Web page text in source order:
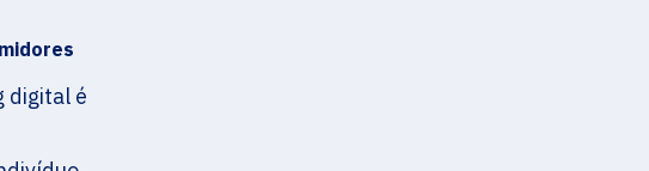
digital é